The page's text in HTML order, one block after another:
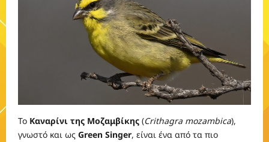
Το Καναρίνι της Μοζαμβίκης (Crithagra mozambica),
γνωστό και ως Green Singer, είναι ένα από τα πιο